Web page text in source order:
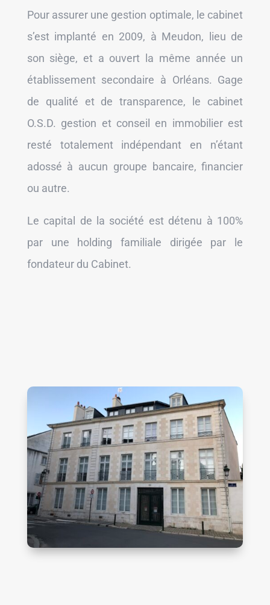
Pour assurer une gestion optimale, le cabinet
s’est implanté en 2009, à Meudon, lieu de
son siège, et a ouvert la même année un
établissement secondaire à Orléans. Gage
de qualité et de transparence, le cabinet
O.S.D. gestion et conseil en immobilier est
resté totalement indépendant en n’étant
adossé à aucun groupe bancaire, financier
ou autre.
Le capital de la société est détenu à 100%
par une holding familiale dirigée par le
fondateur du Cabinet.